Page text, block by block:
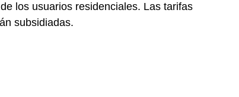
los usuarios residenciales. Las tarifas
subsidiadas.